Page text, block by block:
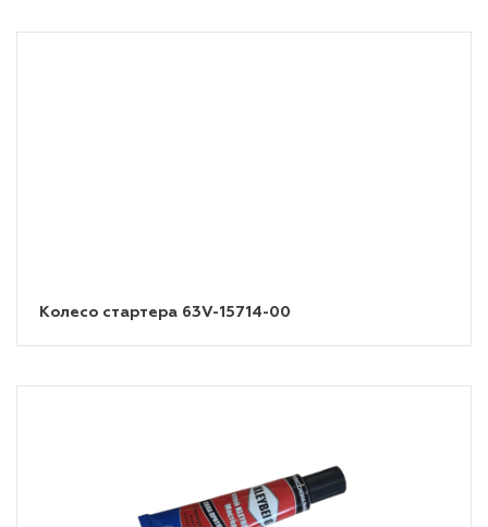
Колесо стартера 63V-15714-00